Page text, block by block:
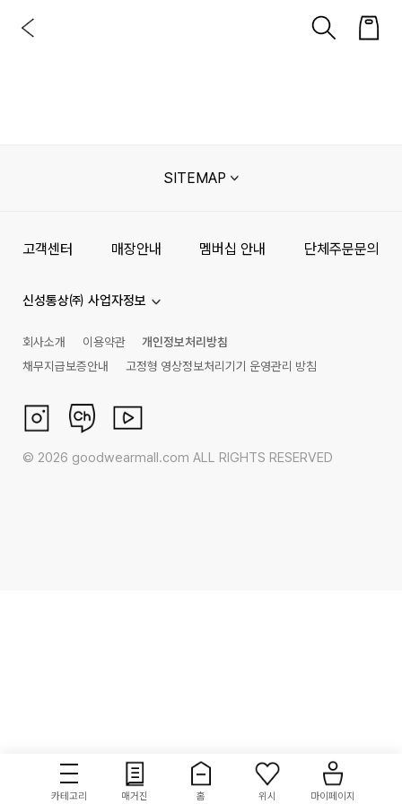
카테고리 매거진 홈 위시 마이페이지
SITEMAP
고객센터 매장안내 멤버십 안내 단체주문문의
신성통상㈜ 사업자정보
회사소개 이용약관
개인정보처리방침
채무지급보증안내
고정형 영상정보처리기기 운영관리 방침
© 2026 goodwearmall.com ALL RIGHTS RESERVED